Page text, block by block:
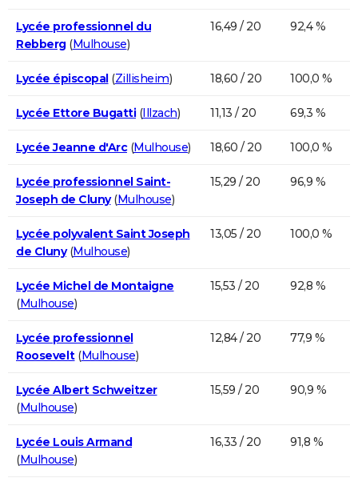
Lycée professionnel du
Rebberg(Mulhouse)
16,49 / 20 92,4 %
Lycée épiscopal(Zillisheim) 18,60 / 20 100,0 %
Lycée Ettore Bugatti(Illzach) 11,13 / 20 69,3 %
Lycée Jeanne d'Arc(Mulhouse) 18,60 / 20 100,0 %
Lycée professionnel Saint-
Joseph de Cluny(Mulhouse)
15,29 / 20 96,9 %
Lycée polyvalent Saint Joseph
de Cluny(Mulhouse)
13,05 / 20 100,0 %
Lycée Michel de Montaigne
(Mulhouse)
15,53 / 20 92,8 %
Lycée professionnel
Roosevelt(Mulhouse)
12,84 / 20 77,9 %
Lycée Albert Schweitzer
(Mulhouse)
15,59 / 20 90,9 %
Lycée Louis Armand
(Mulhouse)
16,33 / 20 91,8 %